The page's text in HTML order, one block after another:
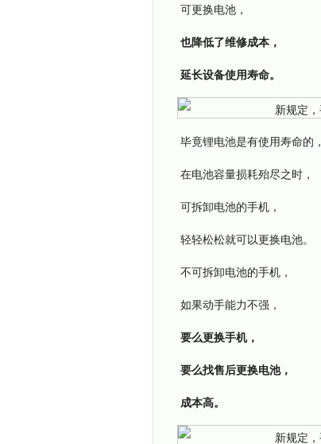
可更换电池，
也降低了维修成本，
延长设备使用寿命。
毕竟锂电池是有使用寿命的，
在电池容量损耗殆尽之时，
可拆卸电池的手机，
轻轻松松就可以更换电池。
不可拆卸电池的手机，
如果动手能力不强，
要么更换手机，
要么找售后更换电池，
成本高。